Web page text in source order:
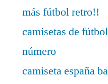
más fútbol retro!!
camisetas de
número
camiseta españa